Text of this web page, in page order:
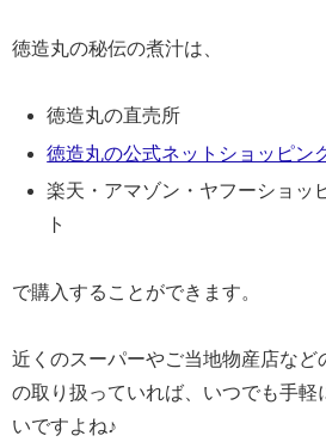
徳造丸の秘伝の煮汁は、
徳造丸の直売所
徳造丸の公式ネットショッピン
楽天・アマゾン・ヤフーショッ
ト
で購入することができます。
近くのスーパーやご当地物産店など
の取り扱っていれば、いつでも手軽
いですよね♪